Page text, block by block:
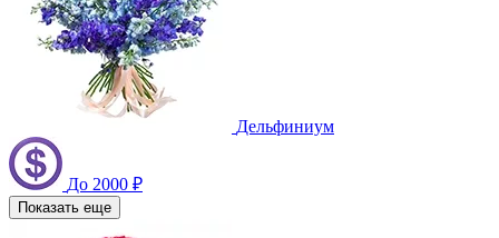
Дельфиниум
До 2000 ₽
Показать еще